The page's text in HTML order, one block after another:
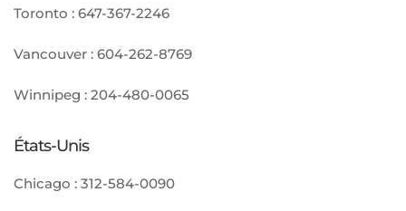
Toronto : 647-367-2246
Vancouver : 604-262-8769
Winnipeg : 204-480-0065
États-Unis
Chicago : 312-584-0090